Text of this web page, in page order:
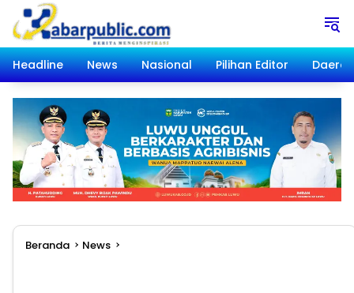
Langsung
konten
Headline
News Nasional Pilihan Editor Daerah
Beranda News